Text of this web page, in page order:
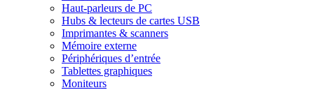
Haut-parleurs de PC
Hubs & lecteurs de cartes USB
Imprimantes & scanners
Mémoire externe
Périphériques d’entrée
Tablettes graphiques
Moniteurs